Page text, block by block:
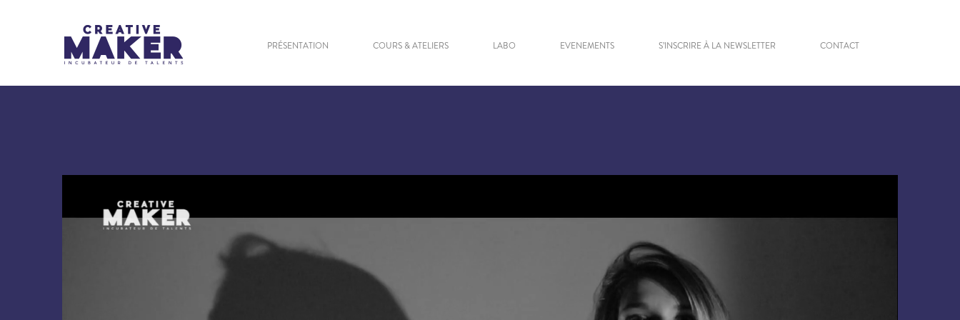
PRÉSENTATION COURS & ATELIERS LABO EVENEMENTS S’INSCRIRE À LA NEWSLETTER CONTACT
httpss://www.youtube.com/watch?v=9iJl8A_VUzM